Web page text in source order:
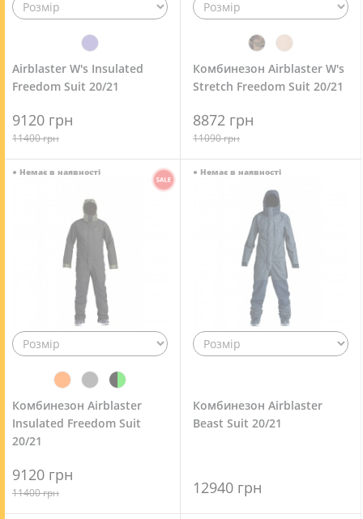
Airblaster W's Insulated
Freedom Suit 20/21
9120 грн
11400 грн
Комбинезон Airblaster W's
Stretch Freedom Suit 20/21
8872 грн
11090 грн
● Немає в наявності
Комбинезон Airblaster
Insulated Freedom Suit
20/21
9120 грн
11400 грн
● Немає в наявності
Комбинезон Airblaster
Beast Suit 20/21
12940 грн